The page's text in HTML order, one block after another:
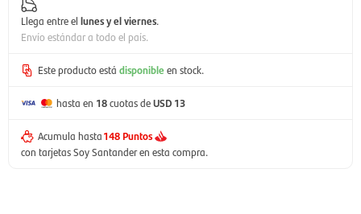
Llega entre el lunes y el viernes.
Envío estándar a todo el país.
Este producto está disponible en stock.
hasta en 18cuotas deUSD 13
Acumula hasta148 Puntos
con tarjetas Soy Santander en esta compra.